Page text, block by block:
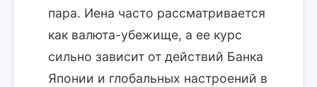
пара. Иена часто рассматривается
как валюта-убежище, а ее курс
сильно зависит от действий Банка
Японии и глобальных настроений в